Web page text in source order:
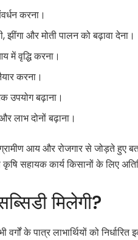
करना।
झींगा और मोती पालन को बढ़ावा देना।
में वृद्धि करना।
करना।
उपयोग बढ़ाना।
लाभ दोनों बढ़ाना।
आय और रोजगार से जोड़ते हुए
सहायक कार्य किसानों के लिए
मिलेगी?
के पात्र लाभार्थियों को निर्धारित